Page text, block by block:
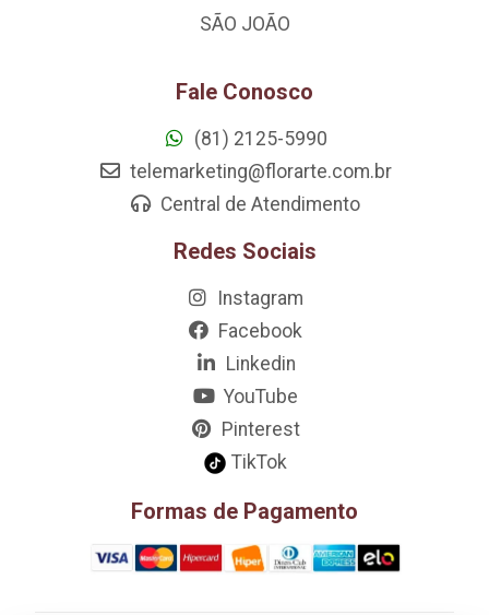
SÃO JOÃO
Fale Conosco
(81) 2125-5990
telemarketing@florarte.com.br
Central de Atendimento
Redes Sociais
Instagram
Facebook
Linkedin
YouTube
Pinterest
TikTok
Formas de Pagamento